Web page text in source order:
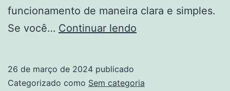
funcionamento de maneira clara e simples.
Se você… Continuar lendo
grátis
26 de março de 2024 publicado
Categorizado como Sem categoria